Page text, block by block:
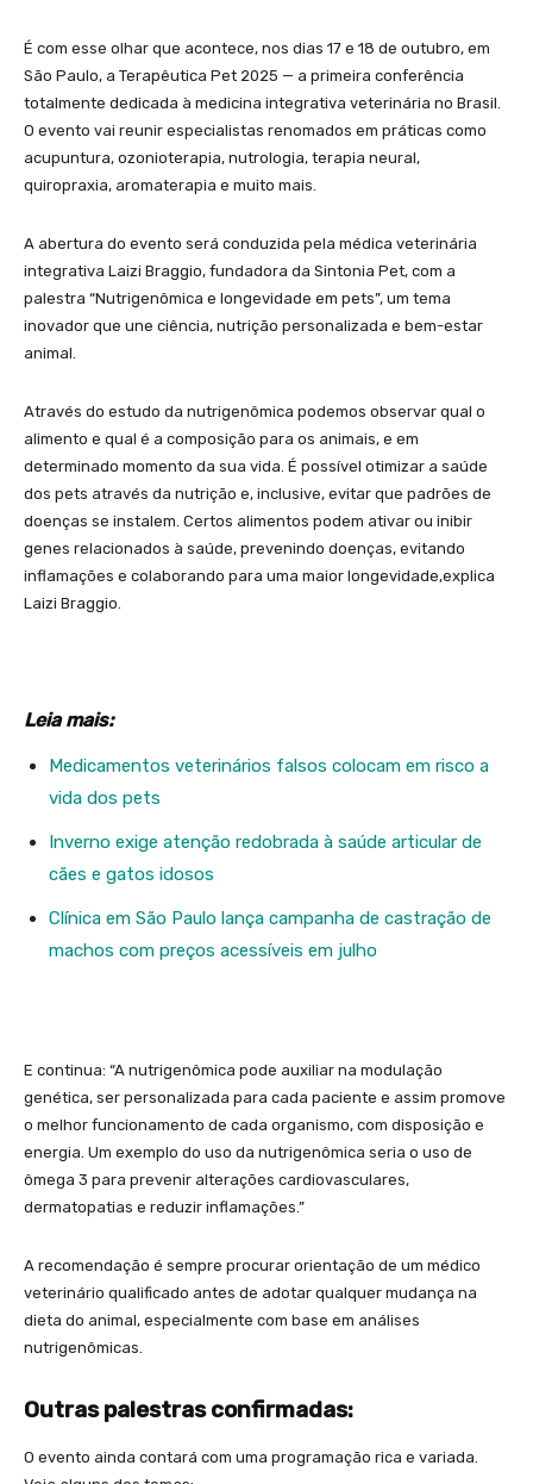
É com esse olhar que acontece, nos dias 17 e 18 de outubro, em
São Paulo, a Terapêutica Pet 2025 — a primeira conferência
totalmente dedicada à medicina integrativa veterinária no Brasil.
O evento vai reunir especialistas renomados em práticas como
acupuntura, ozonioterapia, nutrologia, terapia neural,
quiropraxia, aromaterapia e muito mais.
A abertura do evento será conduzida pela médica veterinária
integrativa Laizi Braggio, fundadora da Sintonia Pet, com a
palestra “Nutrigenômica e longevidade em pets”, um tema
inovador que une ciência, nutrição personalizada e bem-estar
animal.
Através do estudo da nutrigenômica podemos observar qual o
alimento e qual é a composição para os animais, e em
determinado momento da sua vida. É possível otimizar a saúde
dos pets através da nutrição e, inclusive, evitar que padrões de
doenças se instalem. Certos alimentos podem ativar ou inibir
genes relacionados à saúde, prevenindo doenças, evitando
inflamações e colaborando para uma maior longevidade,explica
Laizi Braggio.
Leia mais:
Medicamentos veterinários falsos colocam em risco a
vida dos pets
Inverno exige atenção redobrada à saúde articular de
cães e gatos idosos
Clínica em São Paulo lança campanha de castração de
machos com preços acessíveis em julho
E continua: “A nutrigenômica pode auxiliar na modulação
genética, ser personalizada para cada paciente e assim promove
o melhor funcionamento de cada organismo, com disposição e
energia. Um exemplo do uso da nutrigenômica seria o uso de
ômega 3 para prevenir alterações cardiovasculares,
dermatopatias e reduzir inflamações.”
A recomendação é sempre procurar orientação de um médico
veterinário qualificado antes de adotar qualquer mudança na
dieta do animal, especialmente com base em análises
nutrigenômicas.
Outras palestras confirmadas:
O evento ainda contará com uma programação rica e variada.